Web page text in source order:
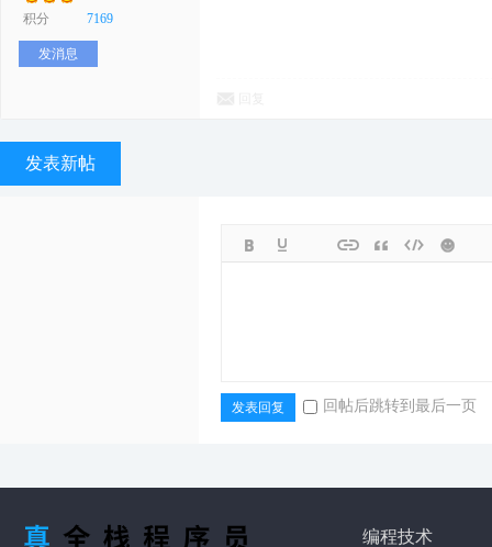
积分 7169
发消息
发表新帖
发表回复 回帖后跳转到最后一页
编程技术